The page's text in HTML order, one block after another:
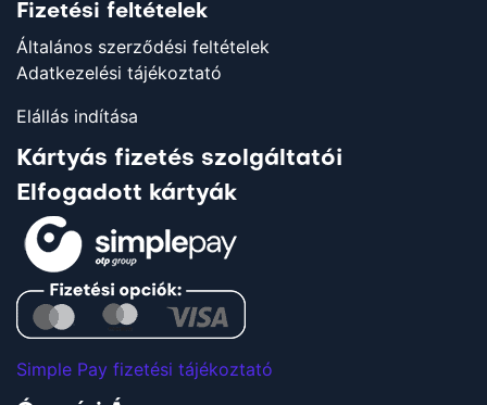
Fizetési feltételek
Általános szerződési feltételek
Adatkezelési tájékoztató
Elállás indítása
Kártyás fizetés szolgáltatói
Elfogadott kártyák
Simple Pay fizetési tájékoztató